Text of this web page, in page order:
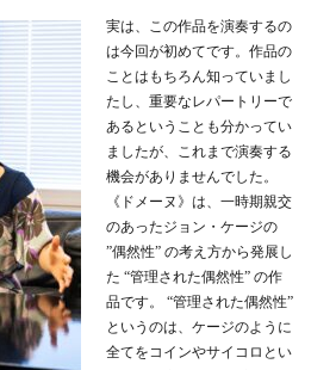
実は、この作品を演奏するの
は今回が初めてです。作品の
ことはもちろん知っていまし
たし、重要なレパートリーで
あるということも分かってい
ましたが、これまで演奏する
機会がありませんでした。
《ドメーヌ》は、一時期親交
のあったジョン・ケージの
”偶然性” の考え方から発展し
た “管理された偶然性” の作
品です。 “管理された偶然性”
というのは、ケージのように
全てをコインやサイコロとい